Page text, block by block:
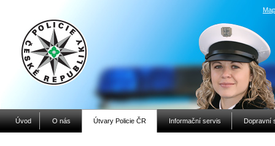
Úvod O nás Útvary Policie ČR Informační servis Dopravní